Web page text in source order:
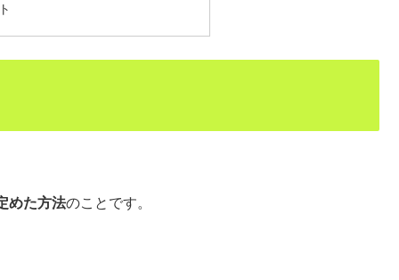
めた方法のことです。